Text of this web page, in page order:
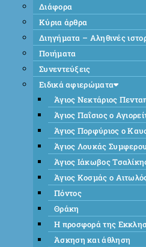
Διάφορα
Κύρια άρθρα
Διηγήματα – Αληθινές
Ποιήματα
Συνεντεύξεις
Ειδικά αφιερώματα
Άγιος Νεκτάριος
Άγιος Παΐσιος ο
Άγιος Πορφύριος ο
Άγιος Λουκάς
Άγιος Ιάκωβος
Άγιος Κοσμάς ο
Πόντος
Θράκη
Η προσφορά της
Άσκηση και άθληση